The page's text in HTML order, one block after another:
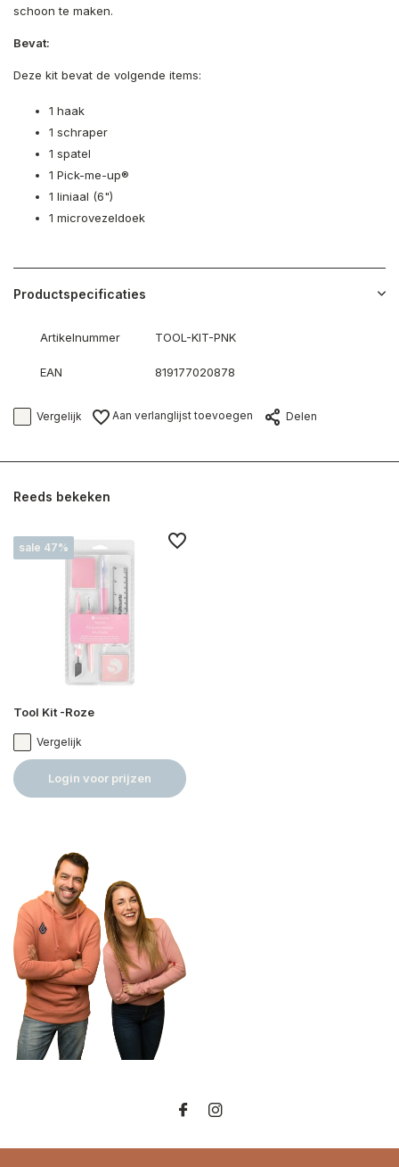
schoon te maken.
Bevat:
Deze kit bevat de volgende items:
1 haak
1 schraper
1 spatel
1 Pick-me-up®
1 liniaal (6")
1 microvezeldoek
Productspecificaties
Artikelnummer TOOL-KIT-PNK
EAN 819177020878
Vergelijk Aan verlanglijst toevoegen Delen
Reeds bekeken
sale 47%
Tool Kit -Roze
Vergelijk
Login voor prijzen